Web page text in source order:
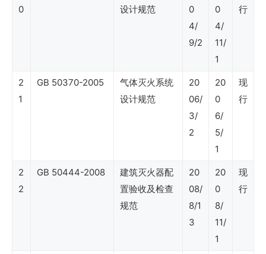
0
设计规范
0
4/
9/2
0
4/
11/
1
行
2
1
GB 50370-2005
气体灭火系统
设计规范
20
06/
3/
2
20
0
6/
5/
1
现
行
2
2
GB 50444-2008
建筑灭火器配
置验收及检查
规范
20
08/
8/1
3
20
0
8/
11/
1
现
行